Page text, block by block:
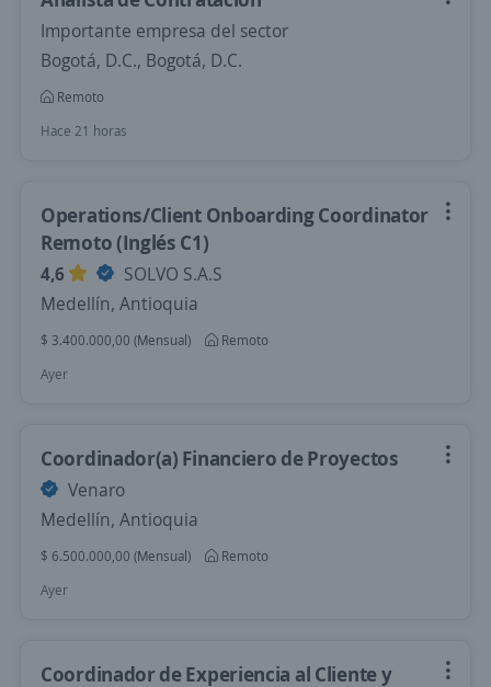
Importante empresa del sector
Bogotá, D.C., Bogotá, D.C.
Remoto
Hace 21 horas
Operations/Client Onboarding Coordinator
Remoto (Inglés C1)
4,6
SOLVO S.A.S
Medellín, Antioquia
$ 3.400.000,00 (Mensual)
Remoto
Ayer
Coordinador(a) Financiero de Proyectos
Venaro
Medellín, Antioquia
$ 6.500.000,00 (Mensual)
Remoto
Ayer
Coordinador de Experiencia al Cliente y